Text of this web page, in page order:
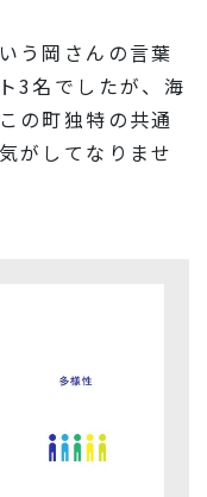
う岡さんの言葉
3名でしたが、海
の町独特の共通
がしてなりませ